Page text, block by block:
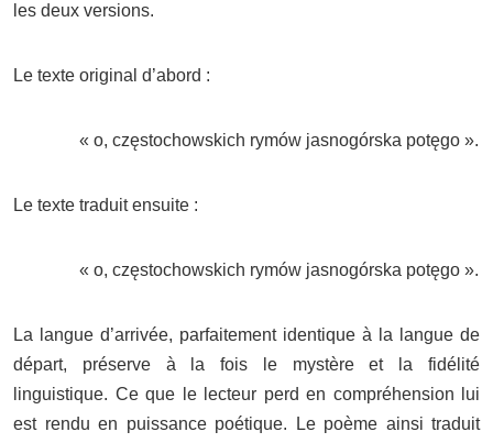
les deux versions.
Le texte original d’abord :
« o, częstochowskich rymów jasnogórska potęgo ».
Le texte traduit ensuite :
« o, częstochowskich rymów jasnogórska potęgo ».
La langue d’arrivée, parfaitement identique à la langue de
départ, préserve à la fois le mystère et la fidélité
linguistique. Ce que le lecteur perd en compréhension lui
est rendu en puissance poétique. Le poème ainsi traduit